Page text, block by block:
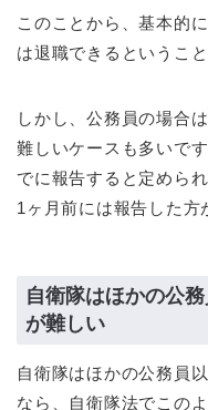
このことから、基本的
は退職できるということ
しかし、公務員の場合
難しいケースも多いで
でに報告すると定めら
1ヶ月前には報告した方
自衛隊はほかの公
が難しい
自衛隊はほかの公務員
なら、自衛隊法でこの